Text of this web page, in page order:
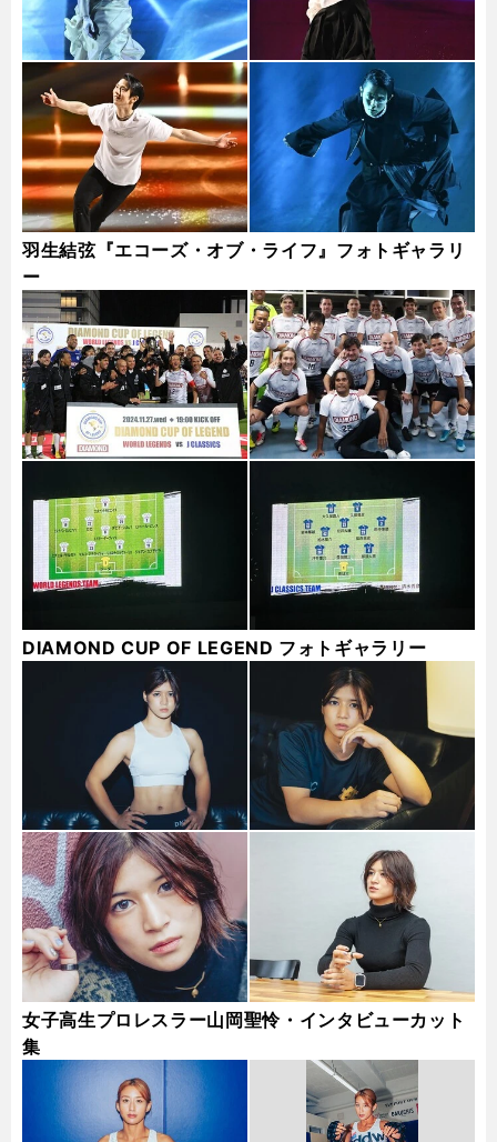
羽生結弦『エコーズ・オブ・ライフ』フォトギャラリ
ー
DIAMOND CUP OF LEGEND フォトギャラリー
女子高生プロレスラー山岡聖怜・インタビューカット
集